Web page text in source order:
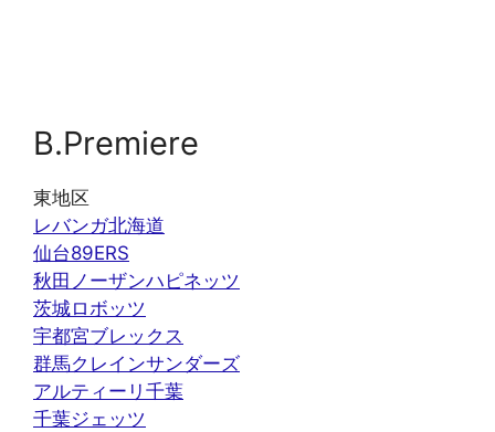
B.Premiere
東地区
レバンガ北海道
仙台89ERS
秋田ノーザンハピネッツ
茨城ロボッツ
宇都宮ブレックス
群馬クレインサンダーズ
アルティーリ千葉
千葉ジェッツ